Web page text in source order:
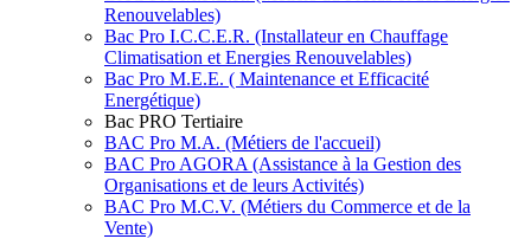
Renouvelables)
Bac Pro I.C.C.E.R. (Installateur en Chauffage
Climatisation et Energies Renouvelables)
Bac Pro M.E.E. ( Maintenance et Efficacité
Energétique)
Bac PRO Tertiaire
BAC Pro M.A. (Métiers de l'accueil)
BAC Pro AGORA (Assistance à la Gestion des
Organisations et de leurs Activités)
BAC Pro M.C.V. (Métiers du Commerce et de la
Vente)